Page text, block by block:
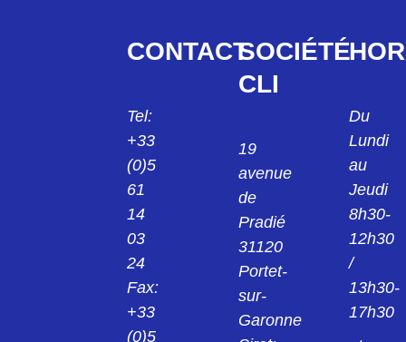
CONTACT
Tel:
+33
(0)5
61
14
03
24
Fax:
+33
(0)5
SOCIÉTÉ
CLI
19
avenue
de
Pradié
31120
Portet-
sur-
Garonne
Du
Lundi
au
Jeudi
8h30-
12h30
/
13h30-
17h30